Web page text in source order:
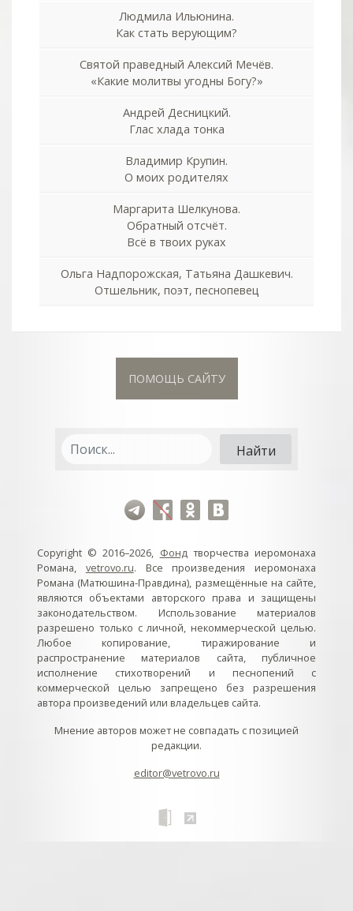
Людмила Ильюнина.
Как стать верующим?
Святой праведный Алексий Мечёв.
«Какие молитвы угодны Богу?»
Андрей Десницкий.
Глас хлада тонка
Владимир Крупин.
О моих родителях
Маргарита Шелкунова.
Обратный отсчёт.
Всё в твоих руках
Ольга Надпорожская, Татьяна Дашкевич.
Отшельник, поэт, песнопевец
ПОМОЩЬ САЙТУ
Copyright © 2016–2026, Фондтворчества иеромонаха
Романа, vetrovo.ru. Все произведения иеромонаха
Романа (Матюшина-Правдина), размещённые на сайте,
являются объектами авторского права и защищены
законодательством. Использование материалов
разрешено только с личной, некоммерческой целью.
Любое копирование, тиражирование и
распространение материалов сайта, публичное
исполнение стихотворений и песнопений с
коммерческой целью запрещено без разрешения
автора произведений или владельцев сайта.
Мнение авторов может не совпадать с позицией
редакции.
editor@vetrovo.ru